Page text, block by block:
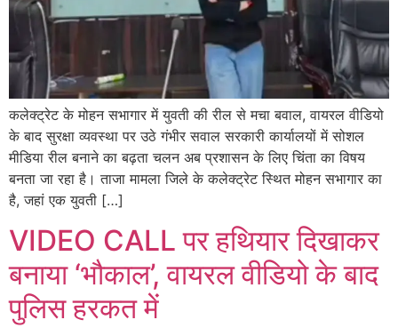
कलेक्ट्रेट के मोहन सभागार में युवती की रील से मचा बवाल, वायरल वीडियो
के बाद सुरक्षा व्यवस्था पर उठे गंभीर सवाल सरकारी कार्यालयों में सोशल
मीडिया रील बनाने का बढ़ता चलन अब प्रशासन के लिए चिंता का विषय
बनता जा रहा है। ताजा मामला जिले के कलेक्ट्रेट स्थित मोहन सभागार का
है, जहां एक युवती […]
VIDEO CALL पर हथियार दिखाकर
बनाया ‘भौकाल’, वायरल वीडियो के बाद
पुलिस हरकत में